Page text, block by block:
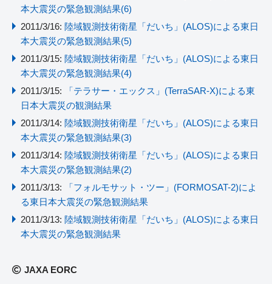
本大震災の緊急観測結果(6)
2011/3/16: 陸域観測技術衛星「だいち」(ALOS)による東日
本大震災の緊急観測結果(5)
2011/3/15: 陸域観測技術衛星「だいち」(ALOS)による東日
本大震災の緊急観測結果(4)
2011/3/15:
「テラサー・エックス」(TerraSAR-X)による東
日本大震災の観測結果
2011/3/14: 陸域観測技術衛星「だいち」(ALOS)による東日
本大震災の緊急観測結果(3)
2011/3/14: 陸域観測技術衛星「だいち」(ALOS)による東日
本大震災の緊急観測結果(2)
2011/3/13:
「フォルモサット・ツー」(FORMOSAT-2)によ
る東日本大震災の緊急観測結果
2011/3/13: 陸域観測技術衛星「だいち」(ALOS)による東日
本大震災の緊急観測結果
JAXA EORC